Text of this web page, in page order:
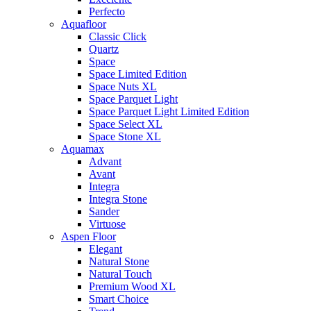
Perfecto
Aquafloor
Classic Click
Quartz
Space
Space Limited Edition
Space Nuts XL
Space Parquet Light
Space Parquet Light Limited Edition
Space Select XL
Space Stone XL
Aquamax
Advant
Avant
Integra
Integra Stone
Sander
Virtuose
Aspen Floor
Elegant
Natural Stone
Natural Touch
Premium Wood XL
Smart Choice